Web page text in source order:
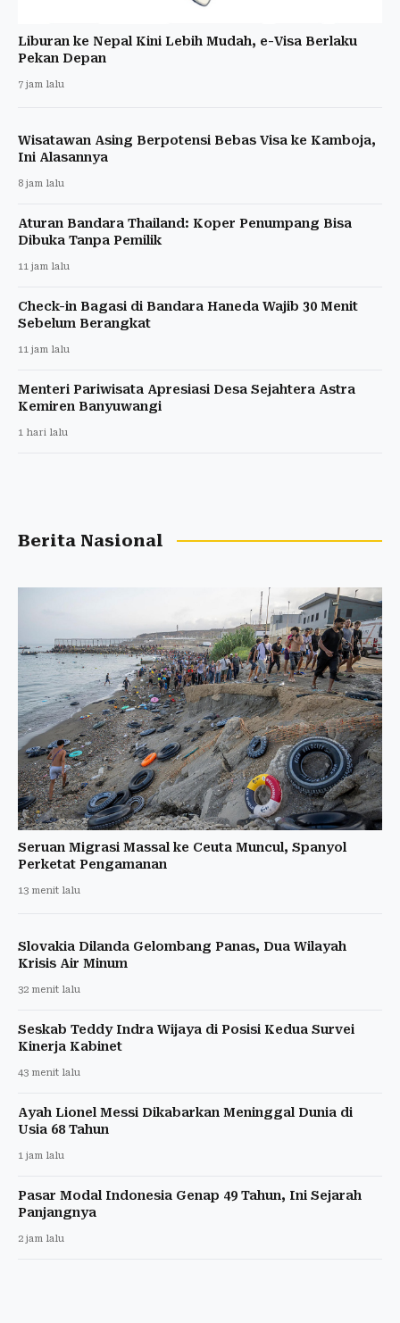
Liburan ke Nepal Kini Lebih Mudah, e-Visa Berlaku
Pekan Depan
7 jam lalu
Wisatawan Asing Berpotensi Bebas Visa ke Kamboja,
Ini Alasannya
8 jam lalu
Aturan Bandara Thailand: Koper Penumpang Bisa
Dibuka Tanpa Pemilik
11 jam lalu
Check-in Bagasi di Bandara Haneda Wajib 30 Menit
Sebelum Berangkat
11 jam lalu
Menteri Pariwisata Apresiasi Desa Sejahtera Astra
Kemiren Banyuwangi
1 hari lalu
Berita Nasional
Seruan Migrasi Massal ke Ceuta Muncul, Spanyol
Perketat Pengamanan
13 menit lalu
Slovakia Dilanda Gelombang Panas, Dua Wilayah
Krisis Air Minum
32 menit lalu
Seskab Teddy Indra Wijaya di Posisi Kedua Survei
Kinerja Kabinet
43 menit lalu
Ayah Lionel Messi Dikabarkan Meninggal Dunia di
Usia 68 Tahun
1 jam lalu
Pasar Modal Indonesia Genap 49 Tahun, Ini Sejarah
Panjangnya
2 jam lalu